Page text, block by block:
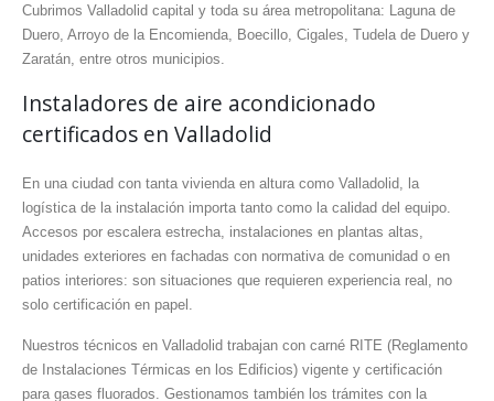
Cubrimos Valladolid capital y toda su área metropolitana: Laguna de
Duero, Arroyo de la Encomienda, Boecillo, Cigales, Tudela de Duero y
Zaratán, entre otros municipios.
Instaladores de aire acondicionado
certificados en Valladolid
En una ciudad con tanta vivienda en altura como Valladolid, la
logística de la instalación importa tanto como la calidad del equipo.
Accesos por escalera estrecha, instalaciones en plantas altas,
unidades exteriores en fachadas con normativa de comunidad o en
patios interiores: son situaciones que requieren experiencia real, no
solo certificación en papel.
Nuestros técnicos en Valladolid trabajan con carné RITE (Reglamento
de Instalaciones Térmicas en los Edificios) vigente y certificación
para gases fluorados. Gestionamos también los trámites con la